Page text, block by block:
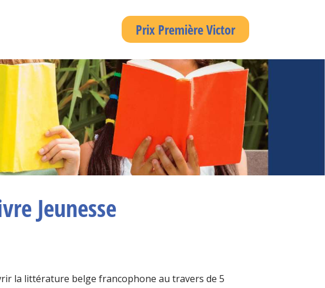
Prix Première Victor
Jeunesse
la littérature belge francophone au travers de 5